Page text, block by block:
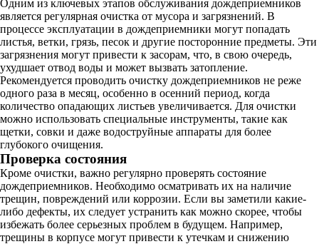
Одним из ключевых этапов обслуживания дождеприемников
является регулярная очистка от мусора и загрязнений. В
процессе эксплуатации в дождеприемники могут попадать
листья, ветки, грязь, песок и другие посторонние предметы. Эти
загрязнения могут привести к засорам, что, в свою очередь,
ухудшает отвод воды и может вызвать затопление.
Рекомендуется проводить очистку дождеприемников не реже
одного раза в месяц, особенно в осенний период, когда
количество опадающих листьев увеличивается. Для очистки
можно использовать специальные инструменты, такие как
щетки, совки и даже водоструйные аппараты для более
глубокого очищения.
Проверка состояния
Кроме очистки, важно регулярно проверять состояние
дождеприемников. Необходимо осматривать их на наличие
трещин, повреждений или коррозии. Если вы заметили какие-
либо дефекты, их следует устранить как можно скорее, чтобы
избежать более серьезных проблем в будущем. Например,
трещины в корпусе могут привести к утечкам и снижению